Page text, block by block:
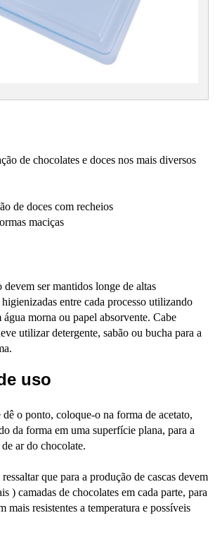
de chocolates e doces nos mais diversos
de doces com recheios
maciças
devem ser mantidos longe de altas
higienizadas entre cada processo utilizando
morna ou papel absorvente. Cabe
utilizar detergente, sabão ou bucha para a
uso
o ponto, coloque-o na forma de acetato,
da forma em uma superfície plana, para a
ar do chocolate.
ressaltar que para a produção de cascas devem
) camadas de chocolates em cada parte, para
mais resistentes a temperatura e possíveis